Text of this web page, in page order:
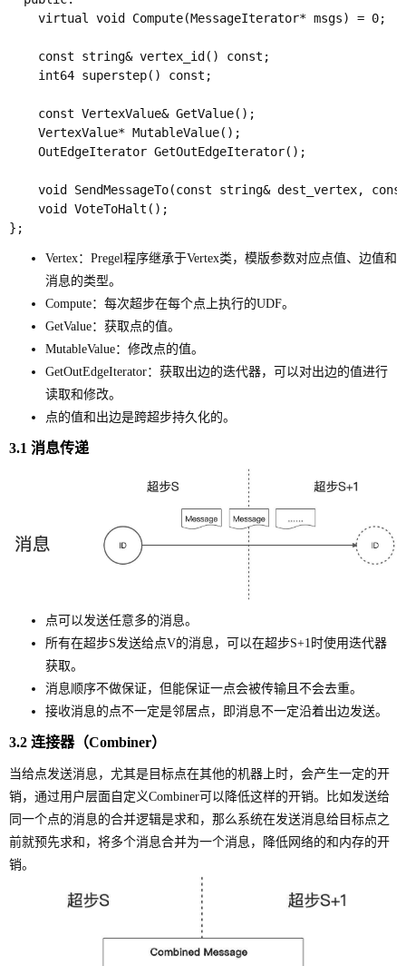
    virtual void Compute(MessageIterator* msgs) = 0;
    const string& vertex_id() const;
    int64 superstep() const;
    const VertexValue& GetValue();
    VertexValue* MutableValue();
    OutEdgeIterator GetOutEdgeIterator();
void SendMessageTo(const string& dest_vertex,
    void VoteToHalt();
Vertex：Pregel程序继承于Vertex类，模版参数对应点值、边值和
消息的类型。
Compute：每次超步在每个点上执行的UDF。
GetValue：获取点的值。
MutableValue：修改点的值。
GetOutEdgeIterator：获取出边的迭代器，可以对出边的值进行
读取和修改。
点的值和出边是跨超步持久化的。
3.1 消息传递
点可以发送任意多的消息。
所有在超步S发送给点V的消息，可以在超步S+1时使用迭代器
获取。
消息顺序不做保证，但能保证一点会被传输且不会去重。
接收消息的点不一定是邻居点，即消息不一定沿着出边发送。
3.2 连接器（Combiner）
当给点发送消息，尤其是目标点在其他的机器上时，会产生一定的开
销，通过用户层面自定义Combiner可以降低这样的开销。比如发送给
同一个点的消息的合并逻辑是求和，那么系统在发送消息给目标点之
前就预先求和，将多个消息合并为一个消息，降低网络的和内存的开
销。